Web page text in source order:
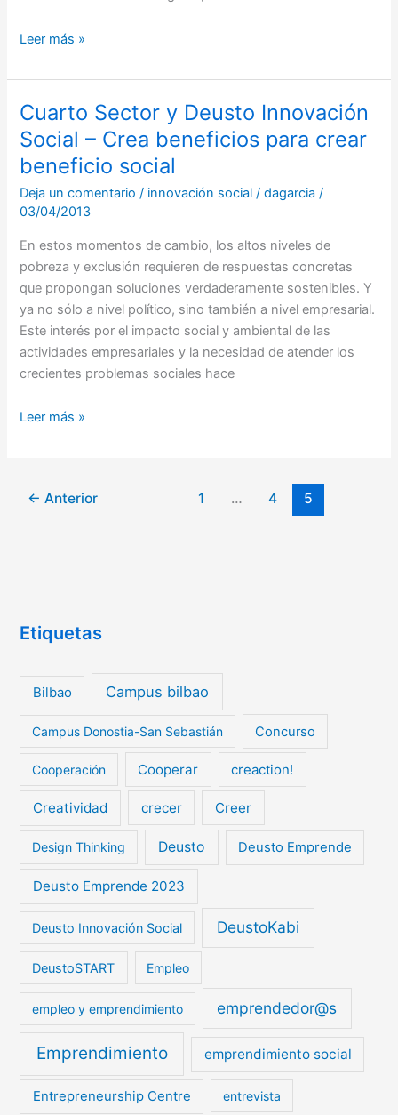
Leer más »
Cuarto Sector y Deusto Innovación
Social – Crea beneficios para crear
beneficio social
Deja un comentario / innovación social /dagarcia/
03/04/2013
En estos momentos de cambio, los altos niveles de
pobreza y exclusión requieren de respuestas concretas
que propongan soluciones verdaderamente sostenibles. Y
ya no sólo a nivel político, sino también a nivel empresarial.
Este interés por el impacto social y ambiental de las
actividades empresariales y la necesidad de atender los
crecientes problemas sociales hace
Cuarto
Sector
y
Deusto
Innovación
Social
–
Crea
crear
beneficio
social
Leer más »
← Anterior 1 … 4 5
Etiquetas
Bilbao Campus bilbao
Campus Donostia-San Sebastián Concurso
Cooperación Cooperar creaction!
Creatividad crecer Creer
Design Thinking Deusto Deusto Emprende
Deusto Emprende 2023
Deusto Innovación Social DeustoKabi
DeustoSTART Empleo
empleo y emprendimiento emprendedor@s
Emprendimiento emprendimiento social
Entrepreneurship Centre entrevista